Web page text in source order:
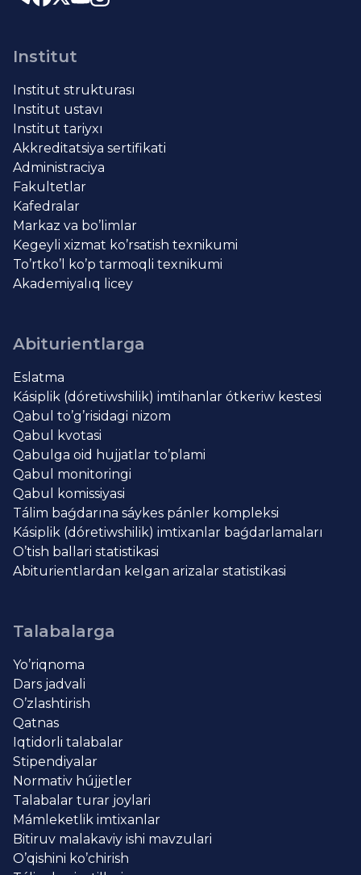
Institut
Institut strukturası
Institut ustavı
Institut tariyxı
Akkreditatsiya sertifikati
Administraciya
Fakultetlar
Kafedralar
Markaz va bo’limlar
Kegeyli xizmat ko’rsatish texnikumi
To’rtko’l ko’p tarmoqli texnikumi
Akademiyalıq licey
Abiturientlarga
Eslatma
Kásiplik (dóretiwshilik) imtihanlar ótkeriw kestesi
Qabul to’g’risidagi nizom
Qabul kvotasi
Qabulga oid hujjatlar to’plami
Qabul monitoringi
Qabul komissiyasi
Tálim baǵdarına sáykes pánler kompleksi
Kásiplik (dóretiwshilik) imtixanlar baǵdarlamaları
O’tish ballari statistikasi
Abiturientlardan kelgan arizalar statistikasi
Talabalarga
Yo’riqnoma
Dars jadvali
O’zlashtirish
Qatnas
Iqtidorli talabalar
Stipendiyalar
Normativ hújjetler
Talabalar turar joylari
Mámleketlik imtixanlar
Bitiruv malakaviy ishi mavzulari
O’qishini ko’chirish